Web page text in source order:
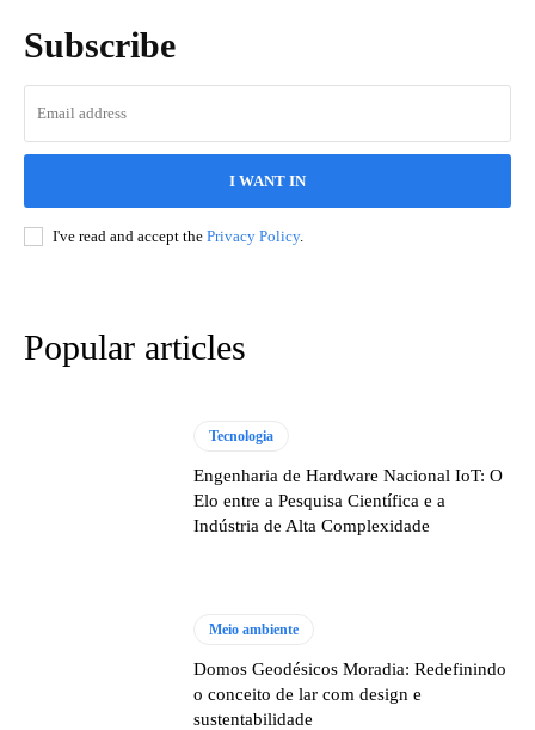
Subscribe
I WANT IN
I've read and accept the Privacy Policy.
Popular articles
Tecnologia
Engenharia de Hardware Nacional IoT: O
Elo entre a Pesquisa Científica e a
Indústria de Alta Complexidade
Meio ambiente
Domos Geodésicos Moradia: Redefinindo
o conceito de lar com design e
sustentabilidade